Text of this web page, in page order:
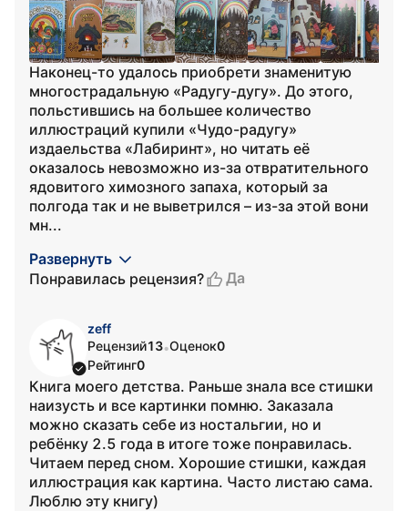
Наконец-то удалось приобрети знаменитую
многострадальную «Радугу-дугу». До этого,
польстившись на большее количество
иллюстраций купили «Чудо-радугу»
издаельства «Лабиринт», но читать её
оказалось невозможно из-за отвратительного
ядовитого химозного запаха, который за
полгода так и не выветрился – из-за этой вони
мн...
Развернуть
Понравилась рецензия?
Да
zeff
Рецензий13•Оценок0
Рейтинг0
Книга моего детства. Раньше знала все стишки
наизусть и все картинки помню. Заказала
можно сказать себе из ностальгии, но и
ребёнку 2.5 года в итоге тоже понравилась.
Читаем перед сном. Хорошие стишки, каждая
иллюстрация как картина. Часто листаю сама.
Люблю эту книгу)